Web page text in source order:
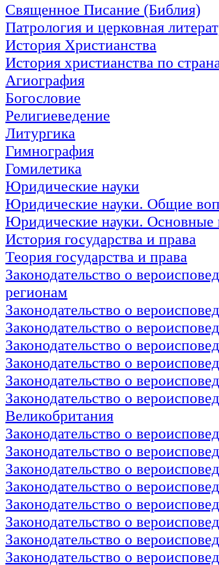
Священное Писание (Библия)
Патрология и церковная
История Христианства
История христианства по
Агиография
Богословие
Религиеведение
Литургика
Гимнография
Гомилетика
Юридические науки
Юридические науки. Общие
Юридические науки. Основные
История государства и права
Теория государства и права
Законодательство о
регионам
Законодательство о
Законодательство о
Законодательство о
Законодательство о
Законодательство о
Законодательство о
Великобритания
Законодательство о
Законодательство о
Законодательство о
Законодательство о
Законодательство о
Законодательство о
Законодательство о
Законодательство о